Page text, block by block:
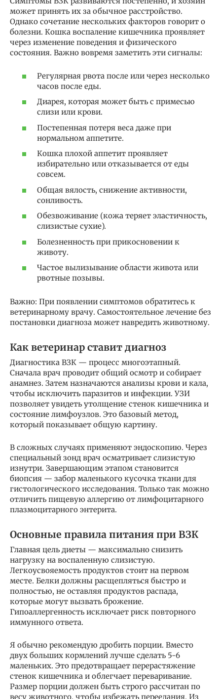
может принять их за обычное расстройство.
Однако сочетание нескольких факторов говорит о
болезни. Кошка воспаление кишечника проявляет
через изменение поведения и физического
состояния. Важно вовремя заметить эти сигналы:
Регулярная рвота после или через несколько
часов после еды.
Диарея, которая может быть с примесью
слизи или крови.
Постепенная потеря веса даже при
нормальном аппетите.
Кошка плохой аппетит проявляет
избирательно или отказывается от еды
совсем.
Общая вялость, снижение активности,
сонливость.
Обезвоживание (кожа теряет эластичность,
слизистые сухие).
Болезненность при прикосновении к
животу.
Частое вылизывание области живота или
рвотные позывы.
Важно: При появлении симптомов обратитесь к
ветеринарному врачу. Самостоятельное лечение без
постановки диагноза может навредить животному.
Как ветеринар ставит диагноз
Диагностика ВЗК — процесс многоэтапный.
Сначала врач проводит общий осмотр и собирает
анамнез. Затем назначаются анализы крови и кала,
чтобы исключить паразитов и инфекции. УЗИ
позволяет увидеть утолщение стенок кишечника и
состояние лимфоузлов. Это базовый метод,
который показывает общую картину.
В сложных случаях применяют эндоскопию. Через
специальный зонд врач осматривает слизистую
изнутри. Завершающим этапом становится
биопсия — забор маленького кусочка ткани для
гистологического исследования. Только так можно
отличить пищевую аллергию от лимфоцитарного
плазмоцитарного энтерита.
Основные правила питания при ВЗК
Главная цель диеты — максимально снизить
нагрузку на воспаленную слизистую.
Легкоусвояемость продуктов стоит на первом
месте. Белки должны расщепляться быстро и
полностью, не оставляя продуктов распада,
которые могут вызвать брожение.
Гипоаллергенность исключает риск повторного
иммунного ответа.
Я обычно рекомендую дробить порции. Вместо
двух больших кормлений лучше сделать 5-6
маленьких. Это предотвращает перерастяжение
стенок кишечника и облегчает переваривание.
Размер порции должен быть строго рассчитан по
весу животного, чтобы избежать переедания. Из